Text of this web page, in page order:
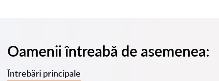
Oamenii întreabă de asemenea:
Întrebări principale